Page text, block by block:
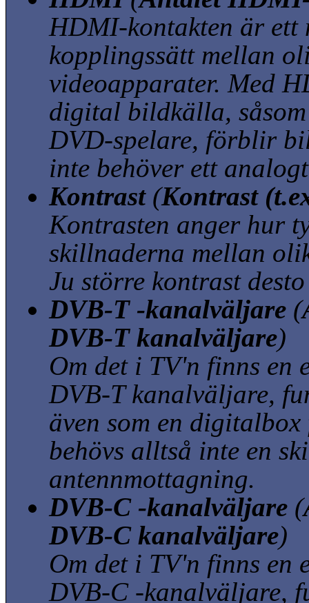
HDMI-kontakten är
kopplingssätt mellan
videoapparater. Med
digital bildkälla,
DVD-spelare, förblir
inte behöver ett
Kontrast (Kontrast
Kontrasten anger hur
skillnaderna mellan
Ju större kontrast
DVB-T -kanalväljare (
DVB-T kanalväljare)
Om det i TV'n finns en
DVB-T kanalväljare,
även som en
behövs alltså inte en
antennmottagning.
DVB-C -kanalväljare (
DVB-C kanalväljare)
Om det i TV'n finns en
DVB-C -kanalväljare,